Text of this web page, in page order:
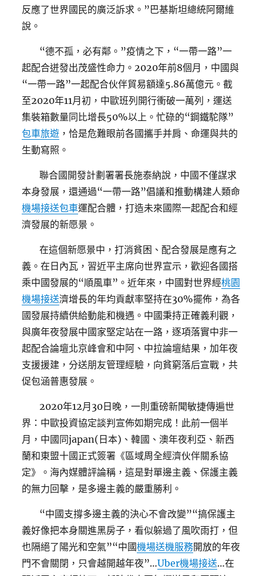
反應了世界國民的廣泛訴求。”巴基斯坦總統阿爾維
說。
“德不孤，必有鄰。”疫情之下，“一帶一路”一
起配合迸發出茂盛性命力。2020年前8個月，中國與
“一帶一路”一起配合伙伴貿易額達5.86萬億元。截
至2020年11月初，中歐班列開行衝破一萬列，運送
集裝箱數量同比增長50%以上。忙碌的“鋼鐵駝隊”
包車旅遊 ，恰是危難眼前各國攜手并肩、命運與共的
生動寫照。
聯合國開發計劃署署長施泰納說，中國不僅謀求
本身發展，還通過“一帶一路”倡議和推動構建人類命
機場接送包車運配合體，打造未來國際一起配合和經
濟發展的新愿景。
在這個新愿景中，打消貧困、配合發展是應有之
義。在日內瓦，習近平主席向世界宣示，歡迎各國搭
乘中國發展的“順風車”。近年來，中國對世界經桃園
機場接送濟增長的年均貢獻率堅持在30%擺佈，為各
國發展持續供給動能和機遇。中國秉持正確義利觀，
與廣年夜發展中國家堅定站在一路，逐項落實中非一
起配合論壇北京峰會和中阿、中拉論壇結果，加年夜
支援援建，分送朋友管理經驗，向貧窮落后宣戰，共
促包涵普惠發展。
2020年12月30日晚，一則重磅新聞敏捷傳遍世
界：中歐投資協定談判宣佈如期完成！此前一個半
月，中國同japan(日本)、韓國、澳年夜利亞、新西
蘭和東盟十國正式簽署《區域周全經濟伙伴關系協
定》。海內媒體評論稱，這是對單邊主義、保護主義
的無力回擊，是多邊主義的嚴重勝利。
“中國支撐多邊主義的決心不會改變”“搞保護主
義好像把本身關進黑房子，看似躲過了風吹雨打，但
也隔絕了陽光和空氣”“中國機場送機服務開放的年夜
門不會關閉，只會越開越年夜”…Uber機場接送…在